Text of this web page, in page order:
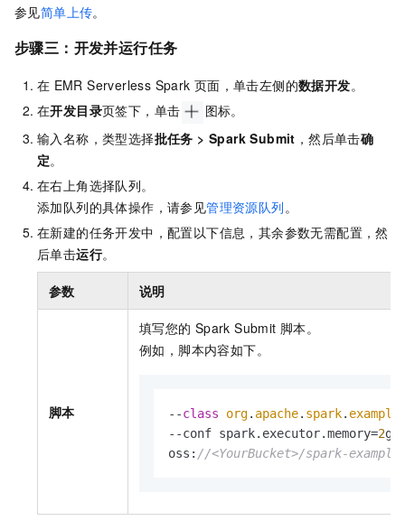
参见简单上传。
步骤三：开发并运行任务
在 EMR Serverless Spark 页面，单击左侧的数据开发。
在开发目录页签下，单击
图标。
输入名称，类型选择批任务 >Spark Submit ，然后单击确
定。
在右上角选择队列。
添加队列的具体操作，请参见管理资源队列。
在新建的任务开发中，配置以下信息，其余参数无需配置，然
后单击运行。
参数 说明
脚本
填写您的 Spark Submit 脚本。
例如，脚本内容如下。
--class org. apache. spark.
--conf spark.executor.memory=2g
oss: //<YourBucket>/spark-